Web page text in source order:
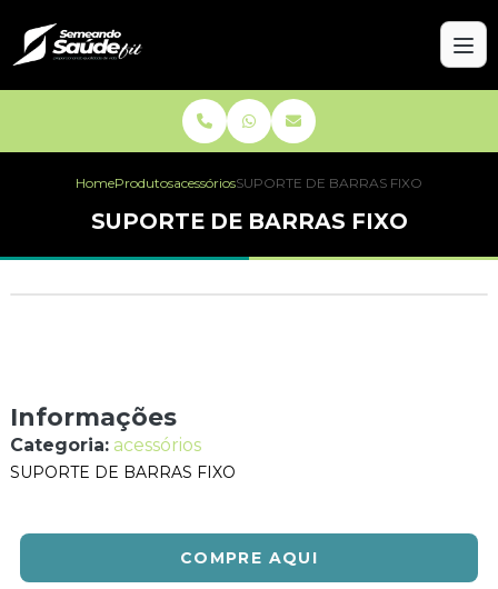
HomeProdutosacessóriosSUPORTE DE BARRAS FIXO
SUPORTE DE BARRAS FIXO
Informações
Categoria: acessórios
SUPORTE DE BARRAS FIXO
COMPRE AQUI